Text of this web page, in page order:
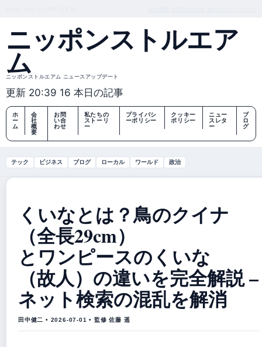
ニッポンストルエア
ム
ニッポンストルエアム ニュースアップデート
更新 20:39 16 本日の記事
ホ
ー
ム
会
社
概
要
お問
い合
わせ
私たちの
ストーリ
ー
プライバシ
ーポリシー
クッキー
ポリシー
ニュー
スレタ
ー
ブ
ロ
グ
テック ビジネス ブログ ローカル ワールド 政治
くいなとは？鳥のクイナ
（全長29cm）
とワンピースのくいな
（故人）の違いを完全解説 –
ネット検索の混乱を解消
田中健二 • 2026-07-01 • 監修 佐藤 遥